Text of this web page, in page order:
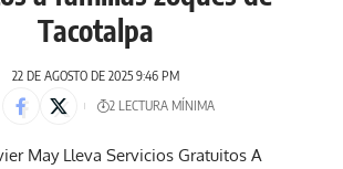
Tacotalpa
22 DE AGOSTO DE 2025 9:46 PM
2 LECTURA MÍNIMA